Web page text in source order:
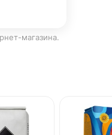
магазина.